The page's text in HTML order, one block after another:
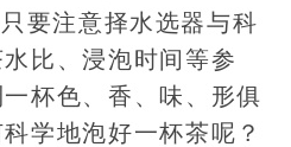
要注意择水选器与科
比、浸泡时间等参
杯色、香、味、形俱
学地泡好一杯茶呢？